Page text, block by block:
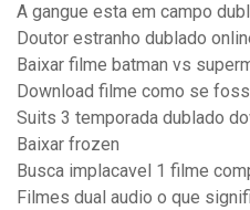
A gangue esta em campo
Doutor estranho dublado
Baixar filme batman vs
Download filme como se
Suits 3 temporada dublado
Baixar frozen
Busca implacavel 1 filme
Filmes dual audio o que